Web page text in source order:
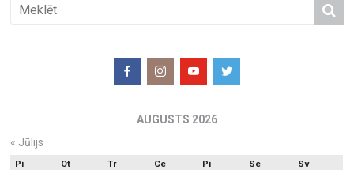
AUGUSTS 2026
« Jūlijs
Pi Ot Tr Ce Pi Se Sv